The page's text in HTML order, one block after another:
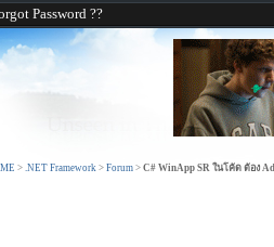
Password ??
> .NET Framework > Forum > C# WinApp SR ในโค้ด ต้อง